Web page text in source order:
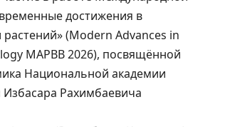
достижения в
(Modern Advances in
MAPBB 2026), посвящённой
Национальной академии
Избасара Рахимбаевича